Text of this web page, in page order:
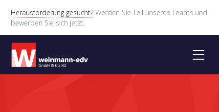
Herausforderung gesucht? Werden Sie Teil unseres Teams und
bewerben Sie sich jetzt.